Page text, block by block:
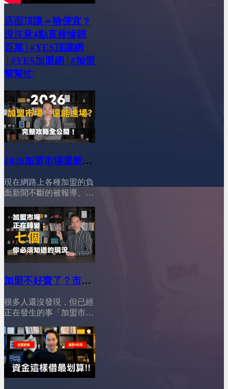
店面頂讓＝撿便宜？
沒注意4點直接慘賠
百萬│#YES頂讓網
│#YES加盟網│#加盟
幫幫忙
2026加盟市場還能進
│YES加盟│加盟幫幫
現在網路上各種加盟的負
面新聞不斷的被報導、競
猶豫：「現在這個時機
點，加盟市場到底還能不
能進場？會不會我把省吃
儉用存的第一桶金，投進
去後就血本無歸？」別擔
來徹底分析，並告訴你一
個真相：加盟依然有機
會，但你必須選對路！
========================01:12
打破迷思！加盟的不可取
代性&nbsp;02:54穩定獲利
首選！大品牌加盟的鐵飯
碗&nbsp;04:30中小品牌加
盟的生存戰略，如何以小
博大&nbsp;05:52仔細評
加盟不好賣了？市場
│YES加盟│加盟幫幫
很多人還沒發現，但已經
正在發生的事「加盟市場
金變貴、風險變高，但加
盟門檻卻反而下降；年輕
加盟主變多，卻不再衝
動，更理性、更會算；市
場看似飽和，其實正在進